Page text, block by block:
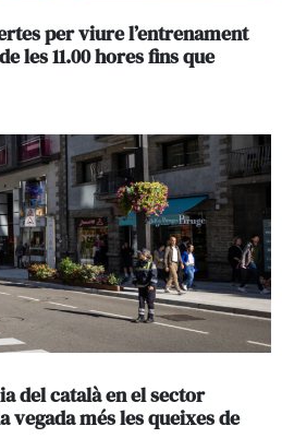
per viure l’entrenament
les 11.00 hores fins que
del català en el sector
més les queixes de